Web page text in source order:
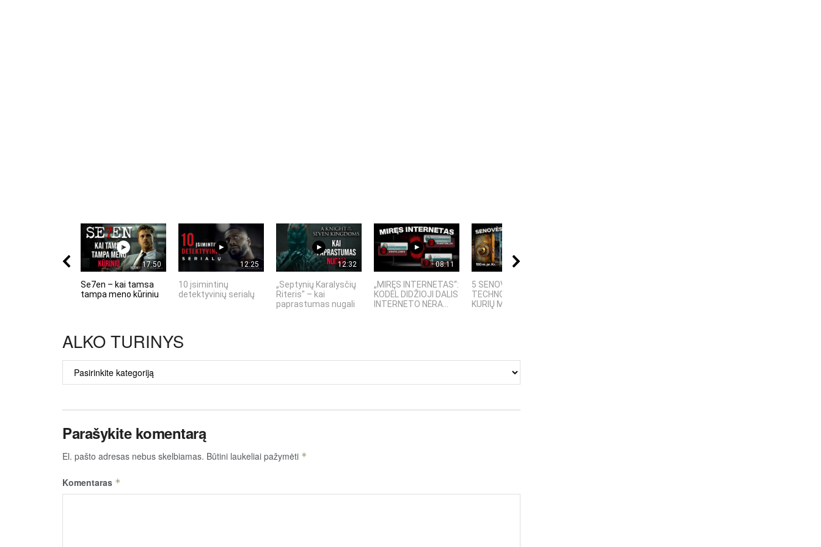
17:50
Se7en – kai tamsa
tampa meno kūriniu
12:25
10 įsimintinų
detektyvinių serialų
12:32
„Septynių Karalysčių
Riteris" – kai
paprastumas nugali
08:11
„MIRĘS INTERNETAS“:
KODĖL DIDŽIOJI DALIS
INTERNETO NĖRA...
5 SENOVĖS
TECHNOLOGIJOS,
KURIŲ MOKSLININKAI...
ALKO TURINYS
ALKO
TURINYS
Parašykite komentarą
El. pašto adresas nebus skelbiamas. Būtini laukeliai pažymėti *
Komentaras *